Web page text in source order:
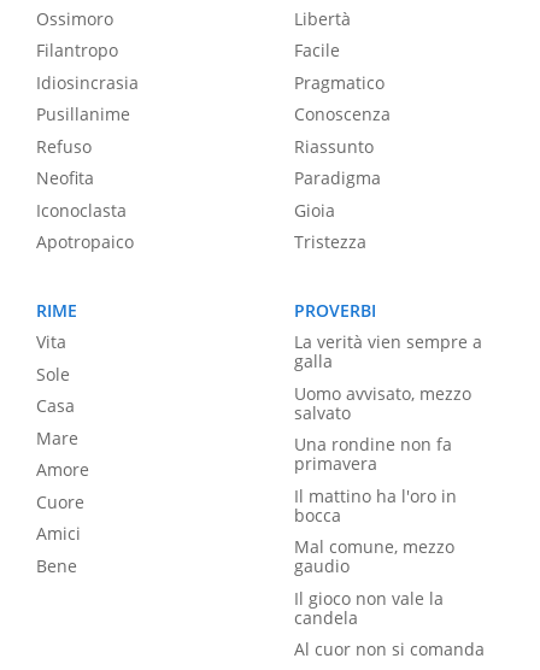
Ossimoro
Filantropo
Idiosincrasia
Pusillanime
Refuso
Neofita
Iconoclasta
Apotropaico
Libertà
Facile
Pragmatico
Conoscenza
Riassunto
Paradigma
Gioia
Tristezza
RIME
Vita
Sole
Casa
Mare
Amore
Cuore
Amici
Bene
PROVERBI
La verità vien sempre a
galla
Uomo avvisato, mezzo
salvato
Una rondine non fa
primavera
Il mattino ha l'oro in
bocca
Mal comune, mezzo
gaudio
Il gioco non vale la
candela
Al cuor non si comanda